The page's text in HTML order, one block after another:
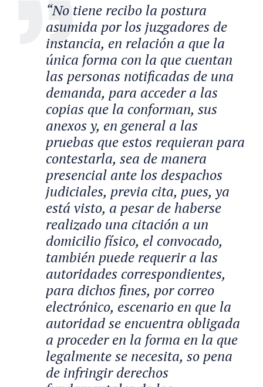
“No tiene recibo la postura
asumida por los juzgadores de
instancia, en relación a que la
única forma con la que cuentan
las personas notificadas de una
demanda, para acceder a las
copias que la conforman, sus
anexos y, en general a las
pruebas que estos requieran para
contestarla, sea de manera
presencial ante los despachos
judiciales, previa cita, pues, ya
está visto, a pesar de haberse
realizado una citación a un
domicilio físico, el convocado,
también puede requerir a las
autoridades correspondientes,
para dichos fines, por correo
electrónico, escenario en que la
autoridad se encuentra obligada
a proceder en la forma en la que
legalmente se necesita, so pena
de infringir derechos